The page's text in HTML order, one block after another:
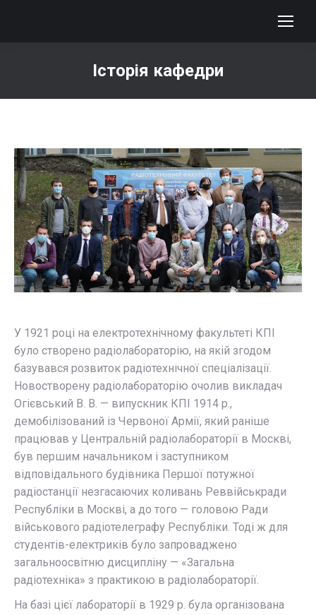
Історія кафедри
У 1921 році на електротехнічному факультеті КПІ
було створено радіолабораторію, на якій згодом
базувався розвиток радіотехнічної спеціалізації.
Новостворену радіолабораторію очолив викладач
Огієвський В. В. — випускник КПІ 1914 р.,
демобілізований із Червоної Армії, який раніше
працював у Центральній радіолабораторії в Москві,
був першим начальником і заступником
відповідального будівника Першої потужної
радіостанції незгасаючих коливань Реввійськради
Республіки в Москві, а до того — головою Ради
військового радіотелеграфу Республіки. Тоді ж для
студентів-електриків було запроваджено
загальноосвітню дисципліну — «Загальна
радіотехніка» з практикою в радіолабораторії.
На базі цієї лабораторії в 1929 р. була організована